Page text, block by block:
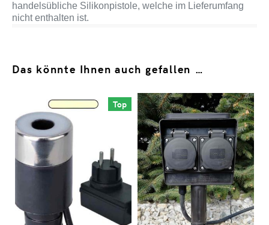
handelsübliche Silikonpistole, welche im Lieferumfang
nicht enthalten ist.
Das könnte Ihnen auch gefallen …
Top